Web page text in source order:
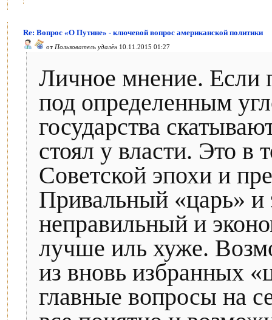
Re: Вопрос «О Путине» - ключевой вопрос американской политики
от Пользователь удалён 10.11.2015 01:27
Личное мнение. Если
под определенным
государства
стоял у власти. Это в
Советской эпохи и
Привальный «царь» и
неправильный и
лучше иль хуже.
из вновь избранных
главные вопросы на